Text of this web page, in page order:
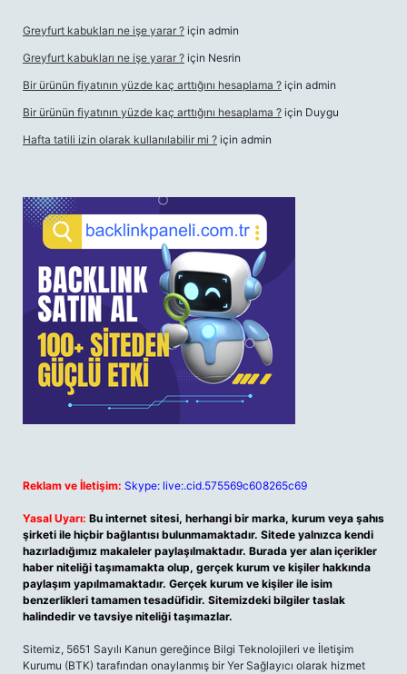
Greyfurt kabukları ne işe yarar ? için admin
Greyfurt kabukları ne işe yarar ? için Nesrin
Bir ürünün fiyatının yüzde kaç arttığını hesaplama ? için admin
Bir ürünün fiyatının yüzde kaç arttığını hesaplama ? için Duygu
Hafta tatili izin olarak kullanılabilir mi ? için admin
Reklam ve İletişim: Skype: live:.cid.575569c608265c69
Yasal Uyarı: Bu internet sitesi, herhangi bir marka, kurum veya şahıs
şirketi ile hiçbir bağlantısı bulunmamaktadır. Sitede yalnızca kendi
hazırladığımız makaleler paylaşılmaktadır. Burada yer alan içerikler
haber niteliği taşımamakta olup, gerçek kurum ve kişiler hakkında
paylaşım yapılmamaktadır. Gerçek kurum ve kişiler ile isim
benzerlikleri tamamen tesadüfidir. Sitemizdeki bilgiler taslak
halindedir ve tavsiye niteliği taşımazlar.
Sitemiz, 5651 Sayılı Kanun gereğince Bilgi Teknolojileri ve İletişim
Kurumu (BTK) tarafından onaylanmış bir Yer Sağlayıcı olarak hizmet